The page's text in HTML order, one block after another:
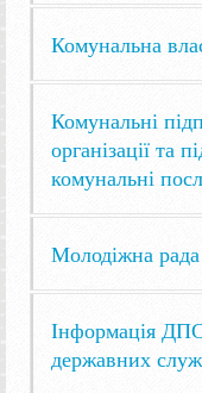
Комунальна
Комунальні
організації та
комунальні
Молодіжна рада
Інформація
державних